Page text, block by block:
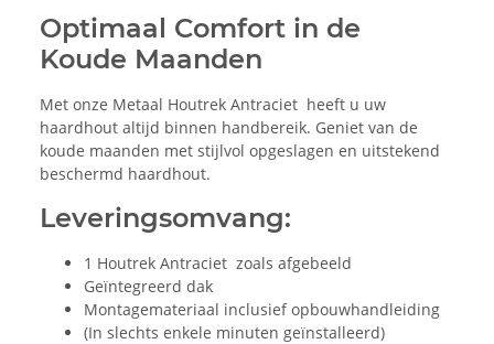
Optimaal Comfort in de
Koude Maanden
Met onze Metaal Houtrek Antraciet heeft u uw
haardhout altijd binnen handbereik. Geniet van de
koude maanden met stijlvol opgeslagen en uitstekend
beschermd haardhout.
Leveringsomvang:
1 Houtrek Antraciet zoals afgebeeld
Geïntegreerd dak
Montagemateriaal inclusief opbouwhandleiding
(In slechts enkele minuten geïnstalleerd)